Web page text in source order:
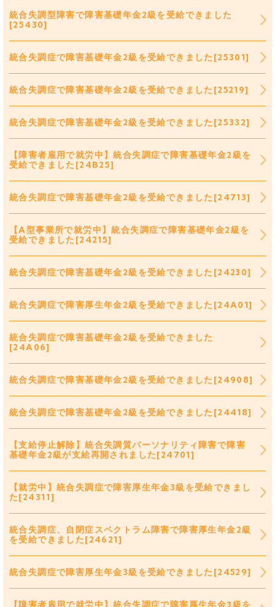
統合失調型障害で障害基礎年金2級を受給できました
[25430]
統合失調症で障害基礎年金2級を受給できました[25301]
統合失調症で障害基礎年金2級を受給できました[25219]
統合失調症で障害基礎年金2級を受給できました[25332]
【障害者雇用で就労中】統合失調症で障害基礎年金2級を
受給できました[24B25]
統合失調症で障害基礎年金2級を受給できました[24713]
【A型事業所で就労中】統合失調症で障害基礎年金2級を
受給できました[24215]
統合失調症で障害基礎年金2級を受給できました[24230]
統合失調症で障害厚生年金2級を受給できました[24A01]
統合失調症で障害基礎年金2級を受給できました
[24A06]
統合失調症で障害基礎年金2級を受給できました[24908]
統合失調症で障害基礎年金2級を受給できました[24418]
【支給停止解除】統合失調質パーソナリティ障害で障害
基礎年金2級が支給再開されました[24701]
【就労中】統合失調症で障害厚生年金3級を受給できまし
た[24311]
統合失調症、自閉症スペクトラム障害で障害厚生年金2級
を受給できました[24621]
統合失調症で障害厚生年金3級を受給できました[24529]
【障害者雇用で就労中】統合失調症で障害厚生年金3級を